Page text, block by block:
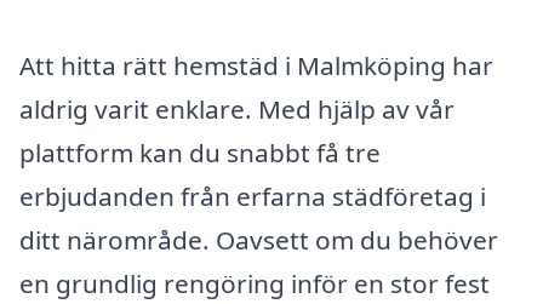
Att hitta rätt hemstäd i Malmköping har
aldrig varit enklare. Med hjälp av vår
plattform kan du snabbt få tre
erbjudanden från erfarna städföretag i
ditt närområde. Oavsett om du behöver
en grundlig rengöring inför en stor fest